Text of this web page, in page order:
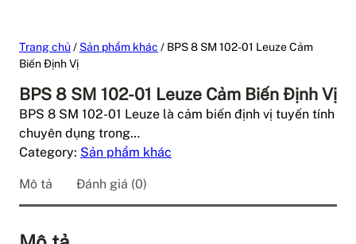
Trang chủ / Sản phẩm khác / BPS 8 SM 102-01 Leuze Cảm
Biến Định Vị
BPS 8 SM 102-01 Leuze Cảm Biến Định Vị
BPS 8 SM 102-01 Leuze là cảm biến định vị tuyến tính
chuyên dụng trong…
Category: Sản phẩm khác
Mô tả Đánh giá (0)